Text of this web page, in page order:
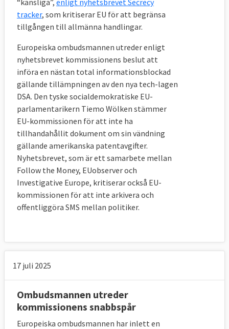
tracker, som kritiserar EU för att begränsa
tillgången till allmänna handlingar.
Europeiska ombudsmannen utreder enligt
nyhetsbrevet kommissionens beslut att
införa en nästan total informationsblockad
gällande tillämpningen av den nya tech-lagen
DSA. Den tyske socialdemokratiske EU-
parlamentarikern Tiemo Wölken stämmer
EU-kommissionen för att inte ha
tillhandahållit dokument om sin vändning
gällande amerikanska patentavgifter.
Nyhetsbrevet, som är ett samarbete mellan
Follow the Money, EUobserver och
Investigative Europe, kritiserar också EU-
kommissionen för att inte arkivera och
offentliggöra SMS mellan politiker.
17 juli 2025
Ombudsmannen utreder
kommissionens snabbspår
Europeiska ombudsmannen har inlett en